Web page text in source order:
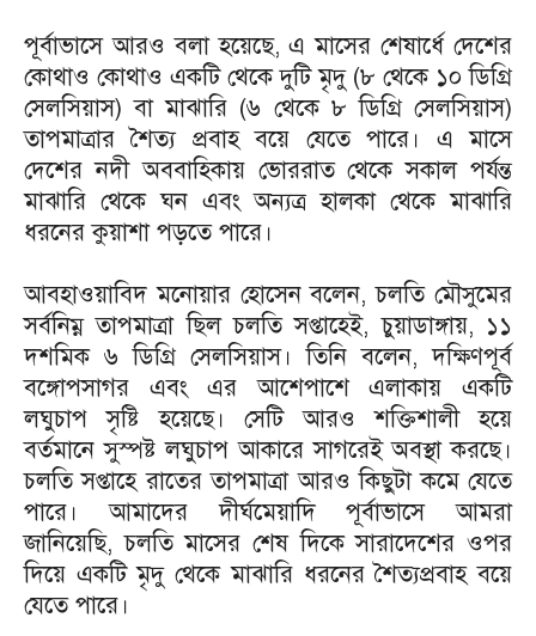
পূর্বাভাসে আরও বলা হয়েছে, এ মাসের শেষার্ধে দেশের
কোথাও কোথাও একটি থেকে দুটি মৃদু (৮ থেকে ১০ ডিগ্রি
সেলসিয়াস) বা মাঝারি (৬ থেকে ৮ ডিগ্রি সেলসিয়াস)
তাপমাত্রার শৈত্য প্রবাহ বয়ে যেতে পারে। এ মাসে
দেশের নদী অববাহিকায় ভোররাত থেকে সকাল পর্যন্ত
মাঝারি থেকে ঘন এবং অন্যত্র হালকা থেকে মাঝারি
ধরনের কুয়াশা পড়তে পারে।
আবহাওয়াবিদ মনোয়ার হোসেন বলেন, চলতি মৌসুমের
সর্বনিম্ন তাপমাত্রা ছিল চলতি সপ্তাহেই, চুয়াডাঙ্গায়, ১১
দশমিক ৬ ডিগ্রি সেলসিয়াস। তিনি বলেন, দক্ষিণপূর্ব
বঙ্গোপসাগর এবং এর আশেপাশে এলাকায় একটি
লঘুচাপ সৃষ্টি হয়েছে। সেটি আরও শক্তিশালী হয়ে
বর্তমানে সুস্পষ্ট লঘুচাপ আকারে সাগরেই অবস্থা করছে।
চলতি সপ্তাহে রাতের তাপমাত্রা আরও কিছুটা কমে যেতে
পারে। আমাদের দীর্ঘমেয়াদি পূর্বাভাসে আমরা
জানিয়েছি, চলতি মাসের শেষ দিকে সারাদেশের ওপর
দিয়ে একটি মৃদু থেকে মাঝারি ধরনের শৈত্যপ্রবাহ বয়ে
যেতে পারে।